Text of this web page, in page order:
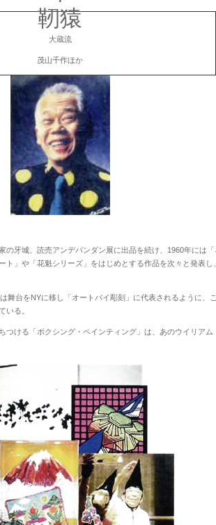
靭猿
大蔵流
茂山千作ほか
の牙城、読売アンデパンダン展に出品を続け、 1960年には
」や「花魁シリーズ」をはじめとする作品を次々と発表し
舞台をNYに移し「オートバイ彫刻」に代表されるように、
いる。
ける「ボクシング・ペインティング」は、あのウイリア